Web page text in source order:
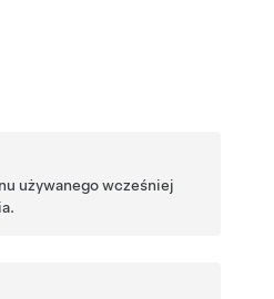
używanego wcześniej